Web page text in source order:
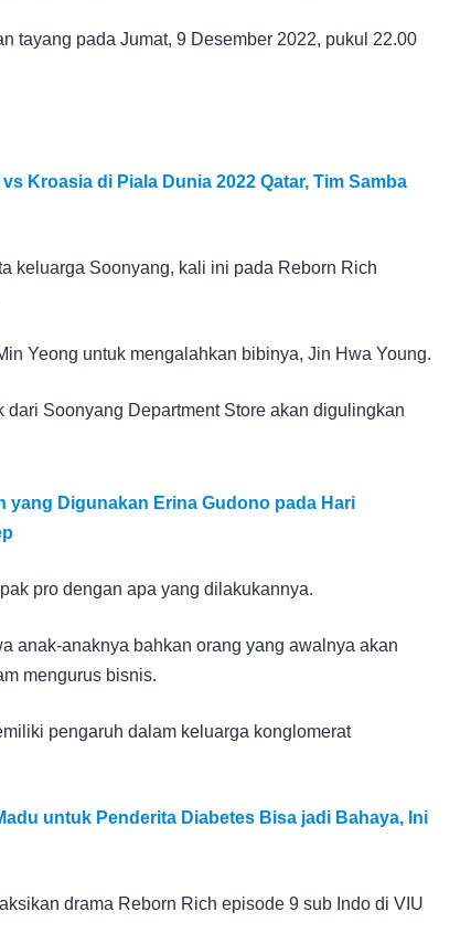
tayang pada Jumat, 9 Desember 2022, pukul 22.00
Kroasia di Piala Dunia 2022 Qatar, Tim Samba
keluarga Soonyang, kali ini pada Reborn Rich
Yeong untuk mengalahkan bibinya, Jin Hwa Young.
Soonyang Department Store akan digulingkan
yang Digunakan Erina Gudono pada Hari
pro dengan apa yang dilakukannya.
anak-anaknya bahkan orang yang awalnya akan
mengurus bisnis.
pengaruh dalam keluarga konglomerat
untuk Penderita Diabetes Bisa jadi Bahaya, Ini
drama Reborn Rich episode 9 sub Indo di VIU